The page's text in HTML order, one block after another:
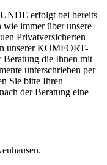
erfolgt bei bereits
wie immer über unsere
Privatversicherten
unserer KOMFORT-
die Ihnen mit
unterschrieben per
Sie bitte Ihren
der Beratung eine